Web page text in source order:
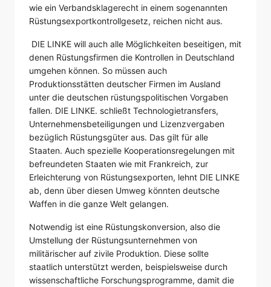
wie ein Verbandsklagerecht in einem sogenannten
Rüstungsexportkontrollgesetz, reichen nicht aus.
DIE LINKE will auch alle Möglichkeiten beseitigen, mit
denen Rüstungsfirmen die Kontrollen in Deutschland
umgehen können. So müssen auch
Produktionsstätten deutscher Firmen im Ausland
unter die deutschen rüstungspolitischen Vorgaben
fallen. DIE LINKE. schließt Technologietransfers,
Unternehmensbeteiligungen und Lizenzvergaben
bezüglich Rüstungsgüter aus. Das gilt für alle
Staaten. Auch spezielle Kooperationsregelungen mit
befreundeten Staaten wie mit Frankreich, zur
Erleichterung von Rüstungsexporten, lehnt DIE LINKE
ab, denn über diesen Umweg könnten deutsche
Waffen in die ganze Welt gelangen.
Notwendig ist eine Rüstungskonversion, also die
Umstellung der Rüstungsunternehmen von
militärischer auf zivile Produktion. Diese sollte
staatlich unterstützt werden, beispielsweise durch
wissenschaftliche Forschungsprogramme, damit die